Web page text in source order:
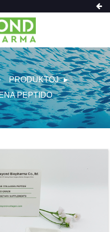
PRODUKTOJ
PEPTIDO